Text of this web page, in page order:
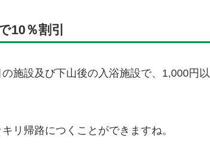
10％割引
施設及び下山後の入浴施設で、1,000円以
リ帰路につくことができますね。